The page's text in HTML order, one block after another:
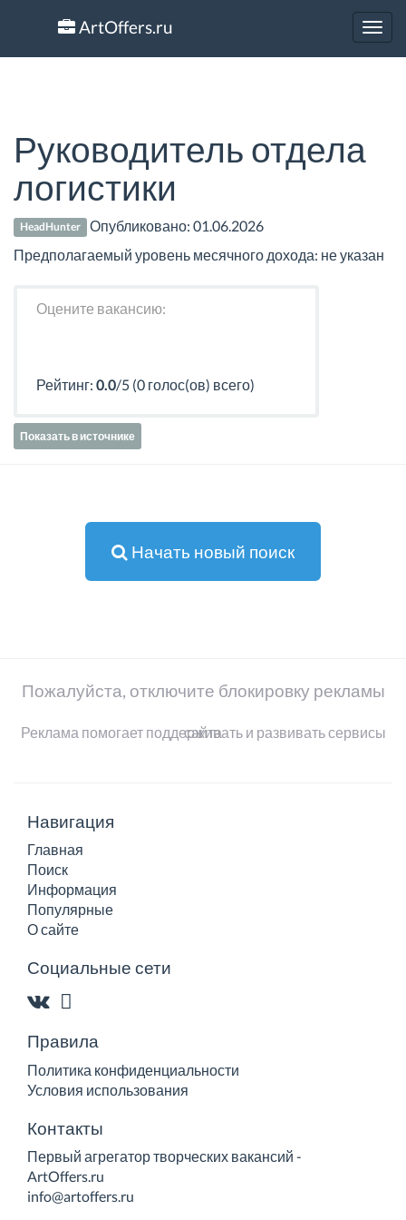
ArtOffers.ru
Руководитель отдела
логистики
HeadHunter Опубликовано:01.06.2026
Предполагаемый уровень месячного дохода: не указан
Оцените вакансию:
Рейтинг: 0.0/5 (0 голос(ов) всего)
Показать в источнике
Начать новый поиск
Пожалуйста, отключите блокировку рекламы
Реклама помогает поддерживать и развивать сервисы сайта
Навигация
Главная
Поиск
Информация
Популярные
О сайте
Социальные сети
Правила
Политика конфиденциальности
Условия использования
Контакты
Первый агрегатор творческих вакансий -
ArtOffers.ru
info@artoffers.ru